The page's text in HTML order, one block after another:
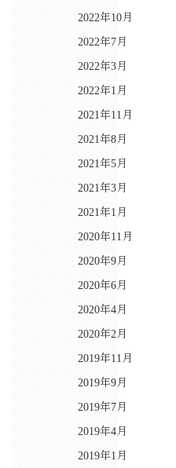
2022年10月
2022年7月
2022年3月
2022年1月
2021年11月
2021年8月
2021年5月
2021年3月
2021年1月
2020年11月
2020年9月
2020年6月
2020年4月
2020年2月
2019年11月
2019年9月
2019年7月
2019年4月
2019年1月